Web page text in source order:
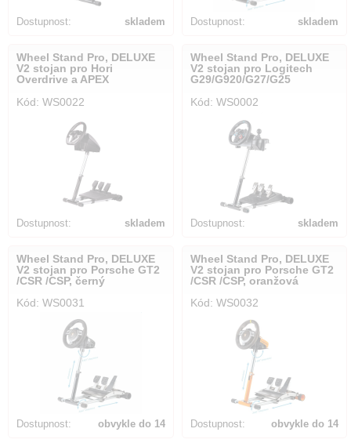
Dostupnost: skladem Dostupnost: skladem
Wheel Stand Pro, DELUXE
V2 stojan pro Hori
Overdrive a APEX
Kód: WS0022
Dostupnost: skladem
Wheel Stand Pro, DELUXE
V2 stojan pro Logitech
G29/G920/G27/G25
Kód: WS0002
Dostupnost: skladem
Wheel Stand Pro, DELUXE
V2 stojan pro Porsche GT2
/CSR /CSP, černý
Kód: WS0031
Dostupnost:
obvykle do 14
Wheel Stand Pro, DELUXE
V2 stojan pro Porsche GT2
/CSR /CSP, oranžová
Kód: WS0032
Dostupnost:
obvykle do 14